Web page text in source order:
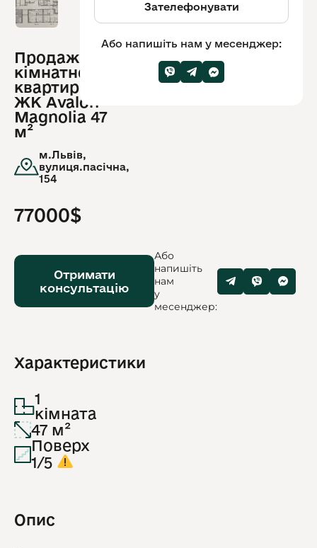
Продаж 1-
кімнатної
квартири в
ЖК Avalon
Magnolia 47
м²
м.Львів,
вулиця.пасічна,
154
обʼєкту:
12703
77000$
Отримати
консультацію
Або
напишіть
нам
у
месенджер:
Характеристики
1
кімната
47 м²
Поверх
1/5
Опис
Зателефонувати
Або напишіть нам у месенджер: